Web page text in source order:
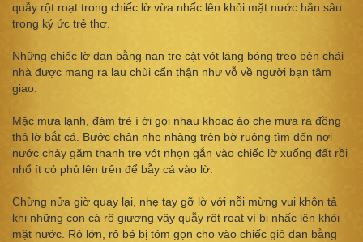
quẫy rột roạt trong chiếc lờ vừa nhấc lên khỏi mặt nước hằn sâu
trong ký ức trẻ thơ.
Những chiếc lờ đan bằng nan tre cật vót láng bóng treo bên chái
nhà được mang ra lau chùi cẩn thận như vỗ về người bạn tâm
giao.
Mặc mưa lạnh, đám trẻ í ới gọi nhau khoác áo che mưa ra đồng
thả lờ bắt cá. Bước chân nhẹ nhàng trên bờ ruộng tìm đến nơi
nước chảy găm thanh tre vót nhọn gắn vào chiếc lờ xuống đất rồi
nhổ ít cỏ phủ lên trên để bẫy cá vào lờ.
Chừng nửa giờ quay lại, nhẹ tay gỡ lờ với nỗi mừng vui khôn tả
khi những con cá rô giương vây quẫy rột roạt vì bị nhấc lên khỏi
mặt nước. Rô lớn, rô bé bị tóm gọn cho vào chiếc giỏ đan bằng